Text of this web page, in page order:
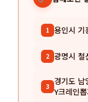
1 용인시 기
2 광명시 철
3 경기도 남
Y크레인